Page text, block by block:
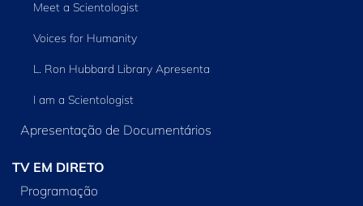
Meet a Scientologist
Voices for Humanity
L. Ron Hubbard Library Apresenta
I am a Scientologist
Apresentação de Documentários
TV EM DIRETO
Programação